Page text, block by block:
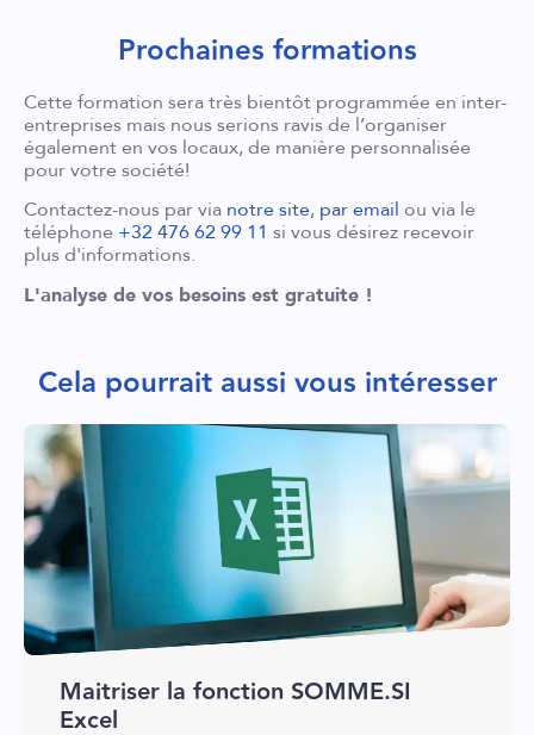
Prochaines formations
Cette formation sera très bientôt programmée en inter-
entreprises mais nous serions ravis de l’organiser
également en vos locaux, de manière personnalisée
pour votre société!
Contactez-nous par via notre site, par email ou via le
téléphone +32 476 62 99 11 si vous désirez recevoir
plus d'informations.
L'analyse de vos besoins est gratuite !
Cela pourrait aussi vous intéresser
Maitriser la fonction SOMME.SI
Excel